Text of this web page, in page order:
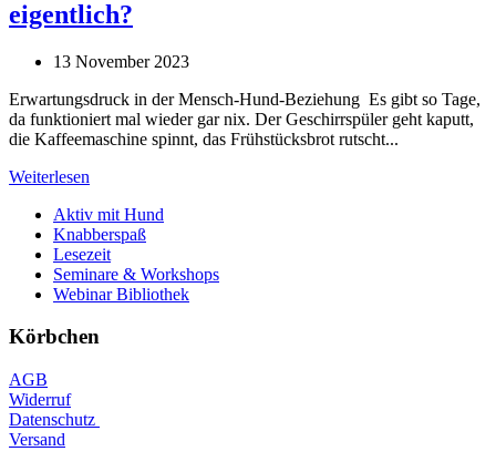
eigentlich?
13 November 2023
Erwartungsdruck in der Mensch-Hund-Beziehung Es gibt so Tage,
da funktioniert mal wieder gar nix. Der Geschirrspüler geht kaputt,
die Kaffeemaschine spinnt, das Frühstücksbrot rutscht...
Weiterlesen
Aktiv mit Hund
Knabberspaß
Lesezeit
Seminare & Workshops
Webinar Bibliothek
Körbchen
AGB
Widerruf
Datenschutz
Versand